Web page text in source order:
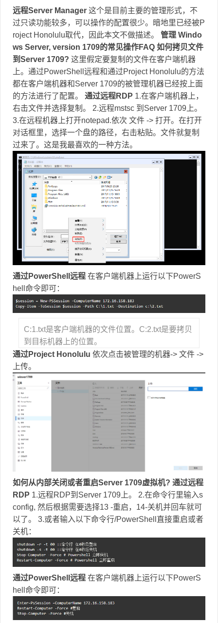
远程Server Manager 这个是目前主要的管理形式，不
过只读功能较多，可以操作的配置很少。暗地里已经被P
roject Honolulu取代，因此本文不做描述。 管理 Windo
ws Server, version 1709的常见操作FAQ 如何拷贝文件
到Server 1709? 这里假定要复制的文件在客户端机器
上。通过PowerShell远程和通过Project Honolulu的方法
都在客户端机器和Server 1709的被管理机器已经按上面
的方法进行了配置。 通过远程RDP 1.在客户端机器上，
右击文件并选择复制。 2.远程mstsc 到Server 1709上。
3.在远程机器上打开notepad.依次 文件 -> 打开。在打开
对话框里，选择一个盘的路径，右击粘贴。文件就复制
过来了。这是我最喜欢的一种方法。
通过PowerShell远程 在客户端机器上运行以下PowerS
hell命令即可：
C:1.txt是客户端机器的文件位置。C:2.txt是要拷贝
到目标机器上的位置。
通过Project Honolulu 依次点击被管理的机器-> 文件 ->
上传。
如何从内部关闭或者重启Server 1709虚拟机? 通过远程
RDP 1.远程RDP到Server 1709上。 2.在命令行里输入s
config, 然后根据需要选择13 -重启，14-关机并回车就可
以了。 3.或者输入以下命令行/PowerShell直接重启或者
关机：
通过PowerShell远程 在客户端机器上运行以下PowerS
hell命令即可：